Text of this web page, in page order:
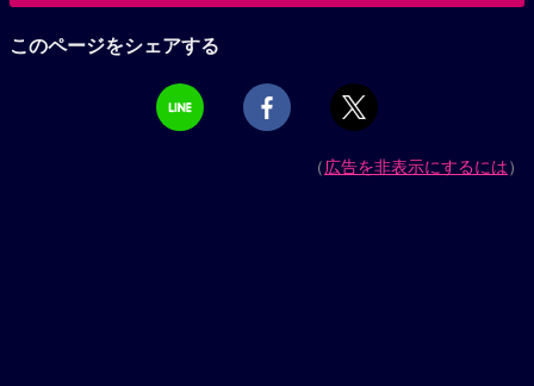
このページをシェアする
（広告を非表示にするには）